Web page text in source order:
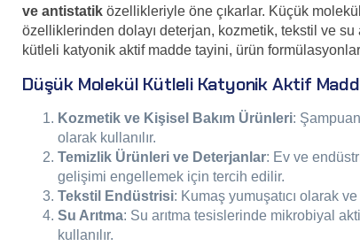
ve antistatik özellikleriyle öne çıkarlar. Küçük
özelliklerinden dolayı deterjan, kozmetik, tekstil ve su
kütleli katyonik aktif madde tayini, ürün
Düşük Molekül Kütleli Katyonik Aktif
Kozmetik ve Kişisel Bakım Ürünleri:
olarak kullanılır.
Temizlik Ürünleri ve Deterjanlar: Ev ve
gelişimi engellemek için tercih edilir.
Tekstil Endüstrisi: Kumaş yumuşatıcı olarak
Su Arıtma: Su arıtma tesislerinde mikrobiyal
kullanılır.